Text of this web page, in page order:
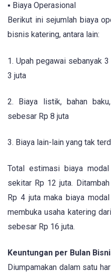
▪ Biaya Operasional
Berikut ini sejumlah biaya
bisnis katering, antara lain:
1. Upah pegawai sebanyak
3 juta
2. Biaya listik, bahan
sebesar Rp 8 juta
3. Biaya lain-lain yang tak
Total estimasi biaya
sekitar Rp 12 juta.
Rp 4 juta maka biaya
membuka usaha katering
sebesar Rp 16 juta.
Keuntungan per Bulan
Diumpamakan dalam satu